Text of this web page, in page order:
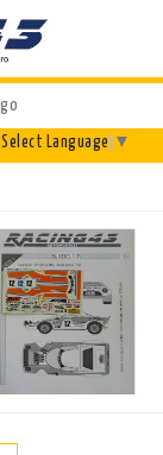
Select Language ▼